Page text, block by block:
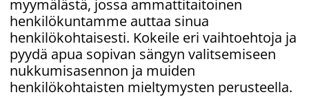
myymälästä, jossa ammattitaitoinen
henkilökuntamme auttaa sinua
henkilökohtaisesti. Kokeile eri vaihtoehtoja ja
pyydä apua sopivan sängyn valitsemiseen
nukkumisasennon ja muiden
henkilökohtaisten mieltymysten perusteella.